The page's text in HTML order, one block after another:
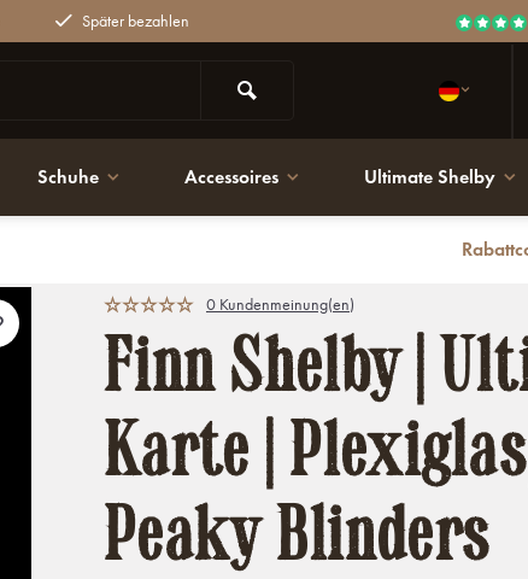
Später bezahlen
Schuhe Accessoires Ultimate Shelby
0 Kundenmeinung(en)
Finn Shelby |
Karte |
Peaky Blinders